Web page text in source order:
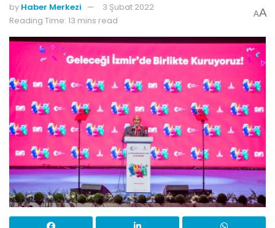
by Haber Merkezi
3 Şubat 2022
Reading Time: 13 mins read
AA